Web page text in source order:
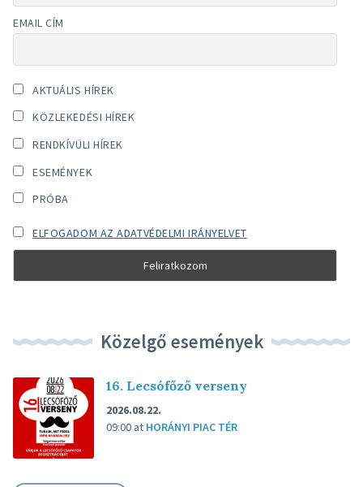
EMAIL CÍM
AKTUÁLIS HÍREK
KÖZLEKEDÉSI HÍREK
RENDKÍVÜLI HÍREK
ESEMÉNYEK
PRÓBA
ELFOGADOM AZ ADATVÉDELMI IRÁNYELVET
Közelgő események
16. Lecsófőző verseny
2026.08.22.
09:00 at HORÁNYI PIAC TÉR